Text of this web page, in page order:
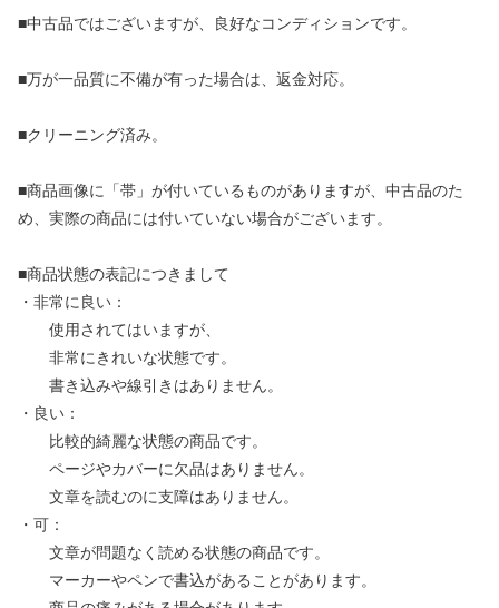
■中古品ではございますが、良好なコンディションです。
■万が一品質に不備が有った場合は、返金対応。
■クリーニング済み。
■商品画像に「帯」が付いているものがありますが、中古品のた
め、実際の商品には付いていない場合がございます。
■商品状態の表記につきまして
・非常に良い：
使用されてはいますが、
非常にきれいな状態です。
書き込みや線引きはありません。
・良い：
比較的綺麗な状態の商品です。
ページやカバーに欠品はありません。
文章を読むのに支障はありません。
・可：
文章が問題なく読める状態の商品です。
マーカーやペンで書込があることがあります。